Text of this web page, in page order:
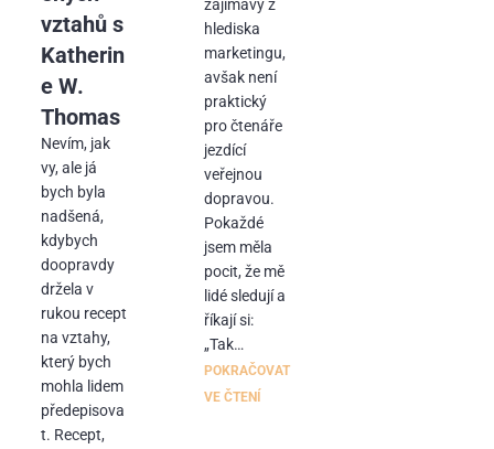
zajímavý z
hlediska
marketingu,
avšak není
praktický
pro čtenáře
jezdící
veřejnou
dopravou.
Pokaždé
jsem měla
pocit, že mě
lidé sledují a
říkají si:
„Tak…
POKRAČOVAT
VE ČTENÍ
vztahů s
Katherin
e W.
Thomas
Nevím, jak
vy, ale já
bych byla
nadšená,
kdybych
doopravdy
držela v
rukou recept
na vztahy,
který bych
mohla lidem
předepisova
t. Recept,